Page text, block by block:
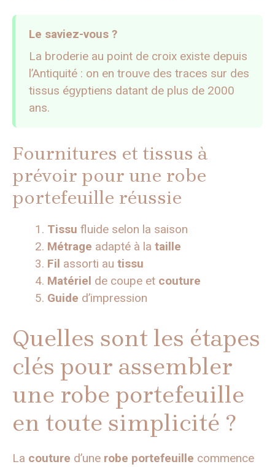
Le saviez-vous ?
La broderie au point de croix existe depuis
l’Antiquité : on en trouve des traces sur des
tissus égyptiens datant de plus de 2000
ans.
Fournitures et tissus à
prévoir pour une robe
portefeuille réussie
Tissu fluide selon la saison
Métrage adapté à la taille
Fil assorti au tissu
Matériel de coupe et couture
Guide d’impression
Quelles sont les étapes
clés pour assembler
une robe portefeuille
en toute simplicité ?
La couture d’une robe portefeuille commence